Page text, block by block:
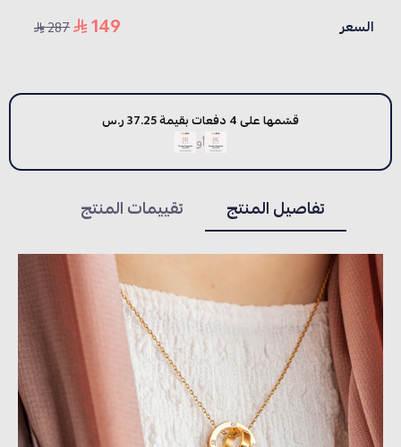
السعر 149
287
قسّمها على 4 دفعات بقيمة 37.25 ر.س
أو
تفاصيل المنتج تقييمات المنتج